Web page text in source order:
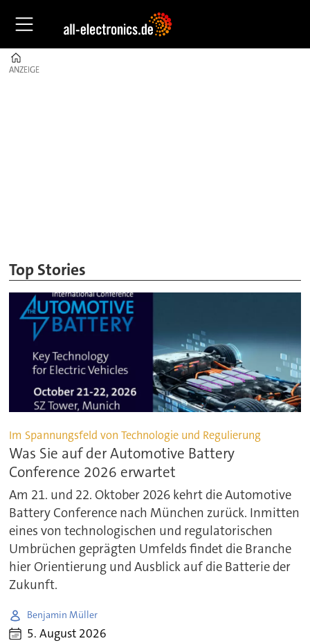
ANZEIGE
Innovation
ANZEIGE
Top Stories
Im Spannungsfeld von Technologie und Regulierung
Was Sie auf der Automotive Battery
Conference 2026 erwartet
Am 21. und 22. Oktober 2026 kehrt die Automotive
Battery Conference nach München zurück. Inmitten
eines von technologischen und regulatorischen
Umbrüchen geprägten Umfelds findet die Branche
hier Orientierung und Ausblick auf die Batterie der
Zukunft.
Benjamin Müller
5. August 2026